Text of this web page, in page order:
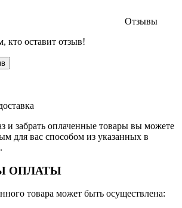
Отзывы
кто оставит отзыв!
и забрать оплаченные товары вы можете
для вас способом из указанных в
ОПЛАТЫ
товара может быть осуществлена: